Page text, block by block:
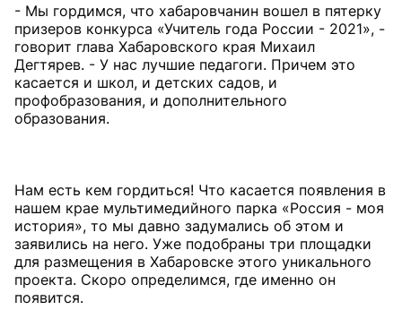
- Мы гордимся, что хабаровчанин вошел в пятерку
призеров конкурса «Учитель года России - 2021», -
говорит глава Хабаровского края Михаил
Дегтярев. - У нас лучшие педагоги. Причем это
касается и школ, и детских садов, и
профобразования, и дополнительного
образования.
Нам есть кем гордиться! Что касается появления в
нашем крае мультимедийного парка «Россия - моя
история», то мы давно задумались об этом и
заявились на него. Уже подобраны три площадки
для размещения в Хабаровске этого уникального
проекта. Скоро определимся, где именно он
появится.